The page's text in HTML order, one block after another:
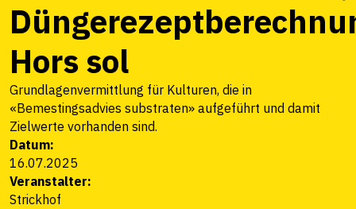
Hors sol
Grundlagenvermittlung für Kulturen, die in
«Bemestingsadvies substraten» aufgeführt und damit
Zielwerte vorhanden sind.
Datum:
16.07.2025
Veranstalter:
Strickhof